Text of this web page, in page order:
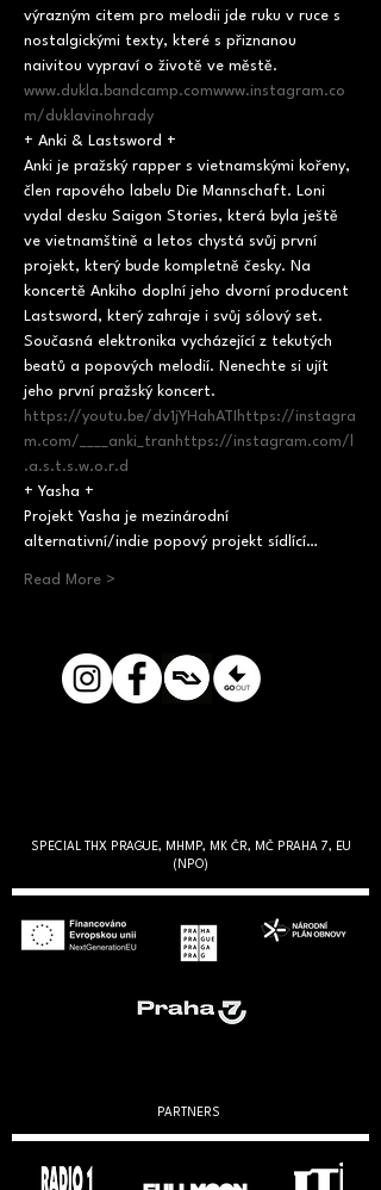
výrazným citem pro melodii jde ruku v ruce s
nostalgickými texty, které s přiznanou
naivitou vypraví o životě ve městě.
www.dukla.bandcamp.comwww.instagram.co
m/duklavinohrady
+ Anki & Lastsword +
Anki je pražský rapper s vietnamskými kořeny,
člen rapového labelu Die Mannschaft. Loni
vydal desku Saigon Stories, která byla ještě
ve vietnamštině a letos chystá svůj první
projekt, který bude kompletně česky. Na
koncertě Ankiho doplní jeho dvorní producent
Lastsword, který zahraje i svůj sólový set.
Současná elektronika vycházející z tekutých
beatů a popových melodií. Nenechte si ujít
jeho první pražský koncert.
https://youtu.be/dv1jYHahATI https://instagra
m.com/____anki_tran https://instagram.com/l
.a.s.t.s.w.o.r.d
+ Yasha +
Projekt Yasha je mezinárodní
alternativní/indie popový projekt sídlící…
Read More >
SPECIAL THX PRAGUE, MHMP, MK ČR, MČ PRAHA 7, EU
(NPO)
PARTNERS